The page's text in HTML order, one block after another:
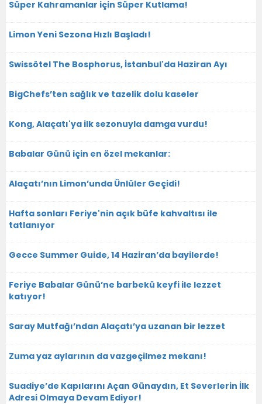
Süper Kahramanlar için Süper Kutlama!
Limon Yeni Sezona Hızlı Başladı!
Swissôtel The Bosphorus, İstanbul'da Haziran Ayı
BigChefs’ten sağlık ve tazelik dolu kaseler
Kong, Alaçatı'ya ilk sezonuyla damga vurdu!
Babalar Günü için en özel mekanlar:
Alaçatı’nın Limon’unda Ünlüler Geçidi!
Hafta sonları Feriye'nin açık büfe kahvaltısı ile
tatlanıyor
Gecce Summer Guide, 14 Haziran’da bayilerde!
Feriye Babalar Günü’ne barbekü keyfi ile lezzet
katıyor!
Saray Mutfağı’ndan Alaçatı’ya uzanan bir lezzet
Zuma yaz aylarının da vazgeçilmez mekanı!
Suadiye’de Kapılarını Açan Günaydın, Et Severlerin İlk
Adresi Olmaya Devam Ediyor!